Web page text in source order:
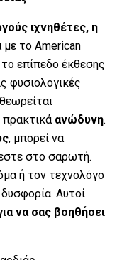
ιχνηθέτες, η
το American
επίπεδο έκθεσης
φυσιολογικές
πρακτικά ανώδυνη.
, μπορεί να
στο σαρωτή.
ή τον τεχνολόγο
Αυτοί
να σας βοηθήσει